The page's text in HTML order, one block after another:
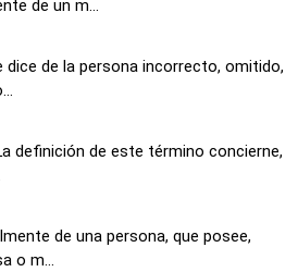
de un m...
de la persona incorrecto, omitido,
definición de este término concierne,
de una persona, que posee,
o m...